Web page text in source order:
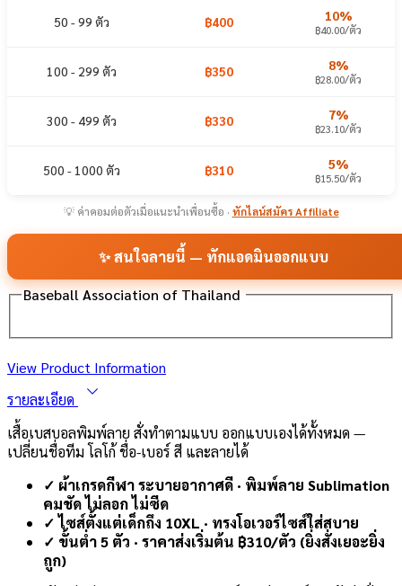
50 - 99 ตัว ฿400 10%
฿40.00/ตัว
100 - 299 ตัว ฿350 8%
฿28.00/ตัว
300 - 499 ตัว ฿330 7%
฿23.10/ตัว
500 - 1000 ตัว ฿310 5%
฿15.50/ตัว
💡 ค่าคอมต่อตัวเมื่อแนะนำเพื่อนซื้อ · ทักไลน์สมัคร Affiliate
✨ สนใจลายนี้ — ทักแอดมินออกแบบ
Baseball Association of Thailand
View Product Information
รายละเอียด
เสื้อเบสบอลพิมพ์ลาย สั่งทำตามแบบ ออกแบบเองได้ทั้งหมด —
เปลี่ยนชื่อทีม โลโก้ ชื่อ-เบอร์ สี และลายได้
✓ ผ้าเกรดกีฬา ระบายอากาศดี · พิมพ์ลาย Sublimation
คมชัด ไม่ลอก ไม่ซีด
✓ ไซส์ตั้งแต่เด็กถึง 10XL · ทรงโอเวอร์ไซส์ใส่สบาย
✓ ขั้นต่ำ 5 ตัว · ราคาส่งเริ่มต้น ฿310/ตัว (ยิ่งสั่งเยอะยิ่ง
ถูก)